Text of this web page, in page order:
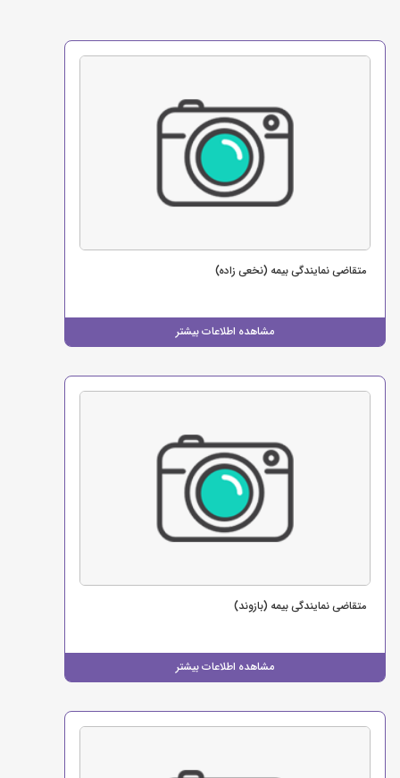
مشاهده اطلاعات بیشتر
متقاضی نمایندگی بیمه (نخعی زاده)
مشاهده اطلاعات بیشتر
متقاضی نمایندگی بیمه (بازوند)